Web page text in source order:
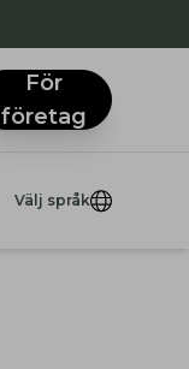
För
företag
Välj språk